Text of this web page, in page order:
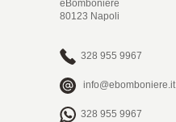
eBomboniere
80123 Napoli
328 955 9967
info@ebomboniere.it
328 955 9967